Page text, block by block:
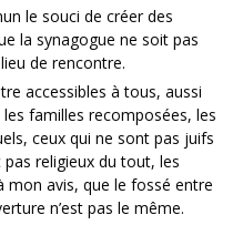
le souci de créer des
la synagogue ne soit pas
de rencontre.
accessibles à tous, aussi
familles recomposées, les
ceux qui ne sont pas juifs
religieux du tout, les
mon avis, que le fossé entre
n’est pas le même.